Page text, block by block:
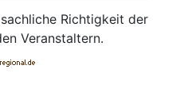
Richtigkeit der
Veranstaltern.